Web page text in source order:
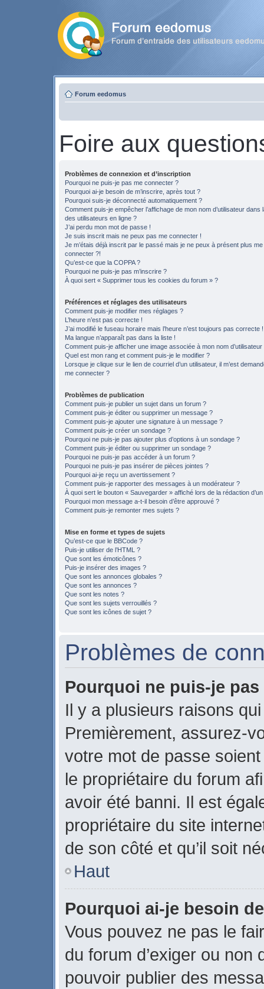
Forum eedomus
Foire aux
Problèmes de connexion et d’inscription
Pourquoi ne puis-je pas me connecter ?
Pourquoi ai-je besoin de m’inscrire, après tout ?
Pourquoi suis-je déconnecté automatiquement ?
Comment puis-je empêcher l’affichage de mon nom d’utilisateur dans
des utilisateurs en ligne ?
J’ai perdu mon mot de passe !
Je suis inscrit mais ne peux pas me connecter !
Je m’étais déjà inscrit par le passé mais je ne peux à présent plus me
connecter ?!
Qu’est-ce que la COPPA ?
Pourquoi ne puis-je pas m’inscrire ?
À quoi sert « Supprimer tous les cookies du forum » ?
Préférences et réglages des utilisateurs
Comment puis-je modifier mes réglages ?
L’heure n’est pas correcte !
J’ai modifié le fuseau horaire mais l’heure n’est toujours pas correcte !
Ma langue n’apparaît pas dans la liste !
Comment puis-je afficher une image associée à mon nom d’utilisateur
Quel est mon rang et comment puis-je le modifier ?
Lorsque je clique sur le lien de courriel d’un utilisateur, il m’est
me connecter ?
Problèmes de publication
Comment puis-je publier un sujet dans un forum ?
Comment puis-je éditer ou supprimer un message ?
Comment puis-je ajouter une signature à un message ?
Comment puis-je créer un sondage ?
Pourquoi ne puis-je pas ajouter plus d’options à un sondage ?
Comment puis-je éditer ou supprimer un sondage ?
Pourquoi ne puis-je pas accéder à un forum ?
Pourquoi ne puis-je pas insérer de pièces jointes ?
Pourquoi ai-je reçu un avertissement ?
Comment puis-je rapporter des messages à un modérateur ?
À quoi sert le bouton « Sauvegarder » affiché lors de la rédaction
Pourquoi mon message a-t-il besoin d’être approuvé ?
Comment puis-je remonter mes sujets ?
Mise en forme et types de sujets
Qu’est-ce que le BBCode ?
Puis-je utiliser de l’HTML ?
Que sont les émoticônes ?
Puis-je insérer des images ?
Que sont les annonces globales ?
Que sont les annonces ?
Que sont les notes ?
Que sont les sujets verrouillés ?
Que sont les icônes de sujet ?
Problèmes de
Pourquoi ne puis-je
Il y a plusieurs raisons
Premièrement, assurez-
votre mot de passe
le propriétaire du forum
avoir été banni. Il est
propriétaire du site
de son côté et qu’il soit
Haut
Pourquoi ai-je besoin
Vous pouvez ne pas le
du forum d’exiger ou
pouvoir publier des